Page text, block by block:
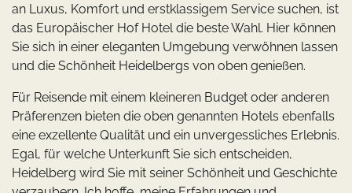
an Luxus, Komfort und erstklassigem Service suchen, ist
das Europäischer Hof Hotel die beste Wahl. Hier können
Sie sich in einer eleganten Umgebung verwöhnen lassen
und die Schönheit Heidelbergs von oben genießen.
Für Reisende mit einem kleineren Budget oder anderen
Präferenzen bieten die oben genannten Hotels ebenfalls
eine exzellente Qualität und ein unvergessliches Erlebnis.
Egal, für welche Unterkunft Sie sich entscheiden,
Heidelberg wird Sie mit seiner Schönheit und Geschichte